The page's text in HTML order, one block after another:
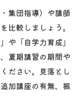
せる方法
お得に学ぶコツ
高い塾を選ぶ方
夏期講習を活用
講習選び方
集団指導）や講師
比較しましょう。
や「自学力育成」
夏期講習の期間や
ださい。見落とし
加講座の有無、振